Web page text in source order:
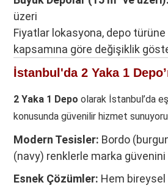
üzeri
Fiyatlar lokasyona, depo
kapsamına göre değişiklik
İstanbul'da 2 Yaka 1
2 Yaka 1 Depo olarak İstanbul’da
konusunda güvenilir hizmet
Modern Tesisler: Bordo
(navy) renklerle marka
Esnek Çözümler: Hem